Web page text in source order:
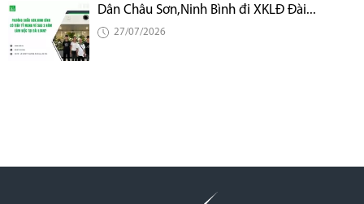
Dân Châu Sơn,Ninh Bình đi XKLĐ Đài...
27/07/2026